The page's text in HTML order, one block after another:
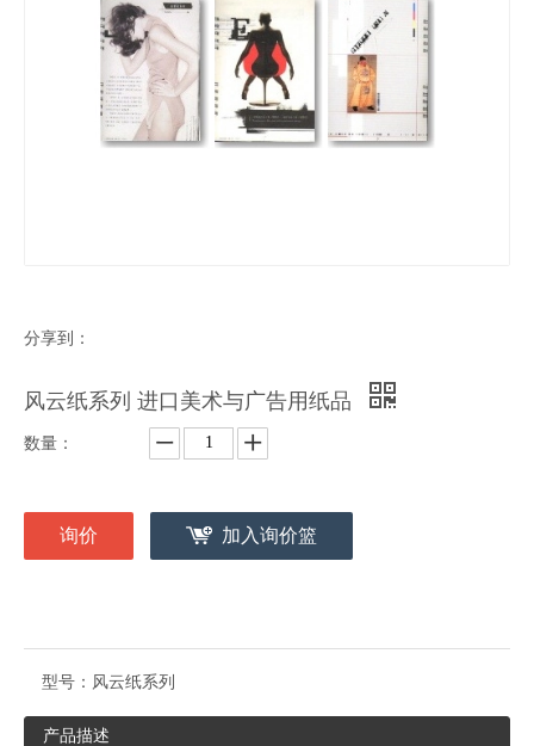
分享到：
风云纸系列 进口美术与广告用纸品
数量：
询价 加入询价篮
型号： 风云纸系列
产品描述